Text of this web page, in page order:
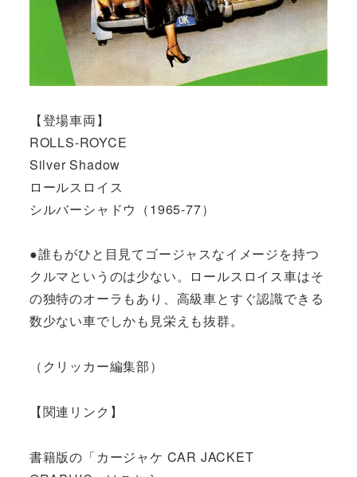
【登場車両】
ROLLS-ROYCE
Silver Shadow
ロールスロイス
シルバーシャドウ（1965-77）
●誰もがひと目見てゴージャスなイメージを持つ
クルマというのは少ない。ロールスロイス車はそ
の独特のオーラもあり、高級車とすぐ認識できる
数少ない車でしかも見栄えも抜群。
（クリッカー編集部）
【関連リンク】
書籍版の「カージャケ CAR JACKET